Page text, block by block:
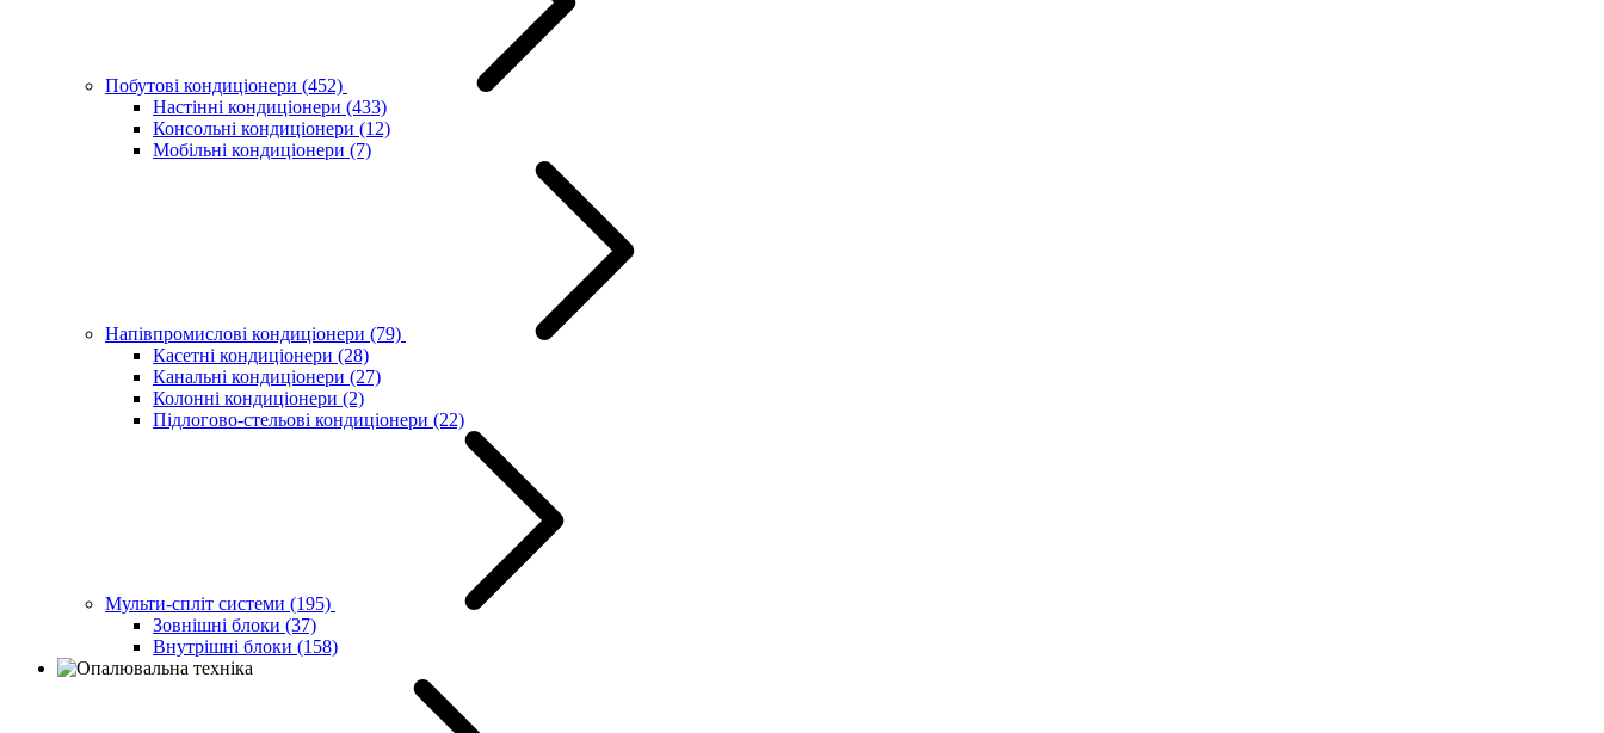
Побутові кондиціонери (452)
Настінні кондиціонери (433)
Консольні кондиціонери (12)
Мобільні кондиціонери (7)
Напівпромислові кондиціонери (79)
Касетні кондиціонери (28)
Канальні кондиціонери (27)
Колонні кондиціонери (2)
Підлогово-стельові кондиціонери (22)
Мульти-спліт системи (195)
Зовнішні блоки (37)
Внутрішні блоки (158)